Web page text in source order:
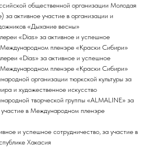
общественной организации Молодая
за активное участие в организации и
«Дыхание весны»
«Dias» за активное и успешное
Международном пленэре «Краски Сибири»
«Dias» за активное и успешное
Международном пленэре «Краски Сибири»
организации тюркской культуры за
и художественное искусство
творческой группы «ALMALINE» за
в Международном пленэре
и успешное сотрудничество, за участие в
Хакасия